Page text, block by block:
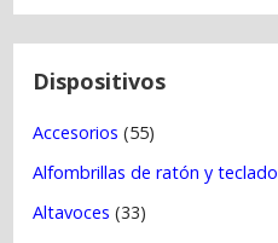
e
n
Dispositivos
Accesorios (55)
Alfombrillas de ratón y teclado
Altavoces (33)